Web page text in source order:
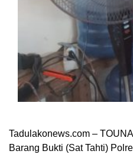
Tadulakonews.com –
Barang Bukti (Sat Tahti)